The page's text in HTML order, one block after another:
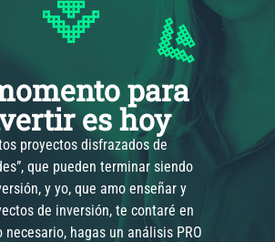
para
es hoy
proyectos disfrazados de
que pueden terminar siendo
y yo, que amo enseñar y
de inversión, te contaré en
hagas un análisis PRO